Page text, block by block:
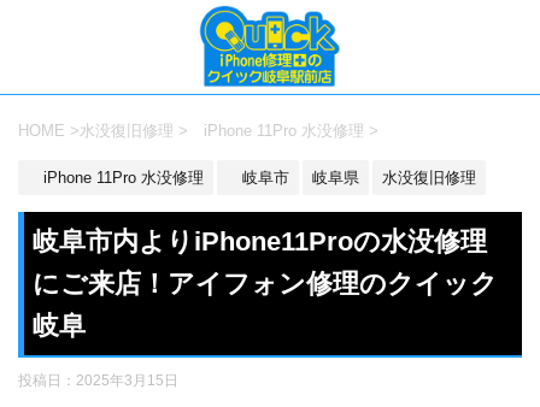
HOME >水没復旧修理 > iPhone 11Pro 水没修理 >
iPhone 11Pro 水没修理 岐阜市 岐阜県 水没復旧修理
岐阜市内よりiPhone11Proの水没修理
にご来店！アイフォン修理のクイック
岐阜
投稿日： 2025年3月15日